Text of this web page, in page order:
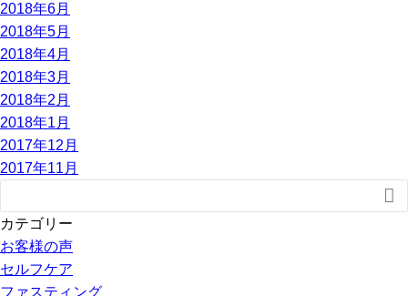
2018年6月
2018年5月
2018年4月
2018年3月
2018年2月
2018年1月
2017年12月
2017年11月

カテゴリー
お客様の声
セルフケア
ファスティング